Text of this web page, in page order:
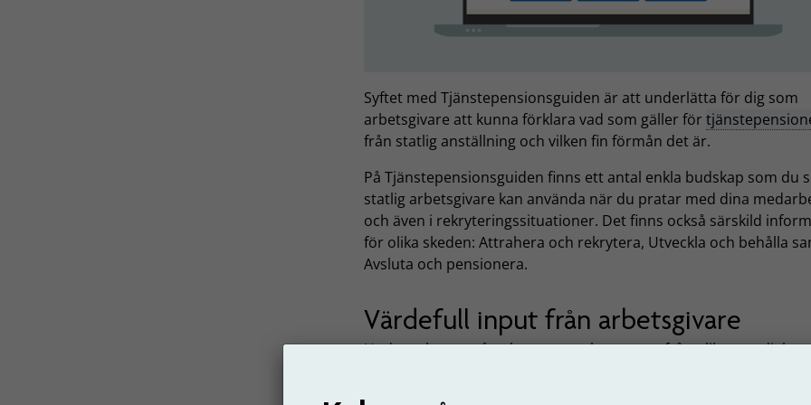
Syftet med Tjänstepensionsguiden är att underlätta för dig som
arbetsgivare att kunna förklara vad som gäller för
från statlig anställning och vilken fin förmån det är.
På Tjänstepensionsguiden finns ett antal enkla budskap som du
statlig arbetsgivare kan använda när du pratar med dina
och även i rekryteringssituationer. Det finns också särskild
för olika skeden: Attrahera och rekrytera, Utveckla och behålla
Avsluta och pensionera.
Värdefull input från arbetsgivare
Under arbetets gång har ett antal personer från olika